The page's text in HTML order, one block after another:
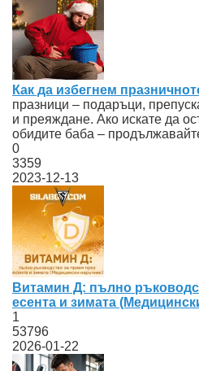
Как да избегнем
празници – подаръци,
и преяждане. Ако искате да
обидите баба –
0
3359
2023-12-13
Витамин Д: пълно
есента и зимата
1
53796
2026-01-22